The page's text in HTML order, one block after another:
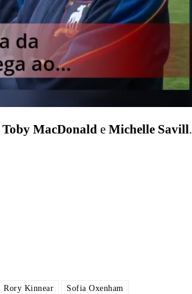
Toby MacDonald e Michelle Savill.
Rory Kinnear Sofia Oxenham